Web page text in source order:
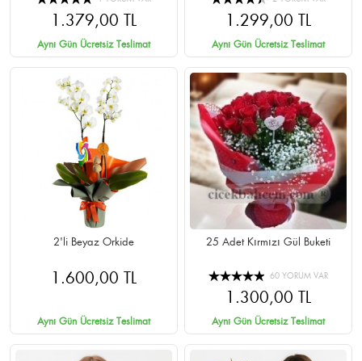
1.379,00 TL
Aynı Gün Ücretsiz Teslimat
1.299,00 TL
Aynı Gün Ücretsiz Teslimat
2'li Beyaz Orkide
1.600,00 TL
Aynı Gün Ücretsiz Teslimat
25 Adet Kırmızı Gül Buketi
60 YORUM VAR
1.300,00 TL
Aynı Gün Ücretsiz Teslimat